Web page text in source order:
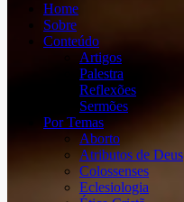
Home
Sobre
Conteúdo
Artigos
Palestra
Reflexões
Sermões
Por Temas
Aborto
Atributos de Deus
Colossenses
Eclesiologia